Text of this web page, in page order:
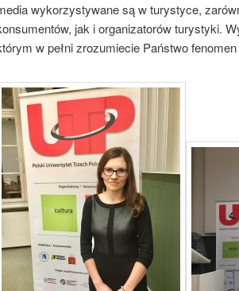
wykorzystywane są w turystyce,
jak i organizatorów turystyki.
w pełni zrozumiecie Państwo